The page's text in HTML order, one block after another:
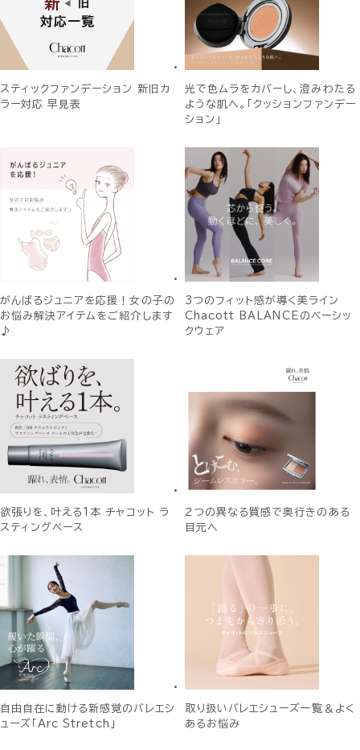
スティックファンデーション 新旧カ
ラー対応 早見表
光で色ムラをカバーし、澄みわたる
ような肌へ。「クッションファンデー
ション」
がんばるジュニアを応援！女の子の
お悩み解決アイテムをご紹介します
♪
3つのフィット感が導く美ライン
Chacott BALANCEのベーシッ
クウェア
欲張りを、叶える1本 チャコット ラ
スティングベース
２つの異なる質感で奥行きのある
目元へ
自由自在に動ける新感覚のバレエシ
ューズ「Arc Stretch」
取り扱いバレエシューズ一覧＆よく
あるお悩み